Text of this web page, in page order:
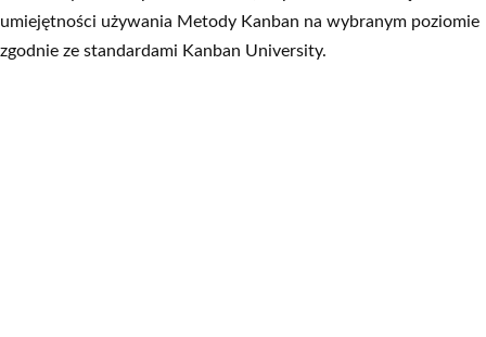
umiejętności używania Metody Kanban na wybranym poziomie
zgodnie ze standardami Kanban University.